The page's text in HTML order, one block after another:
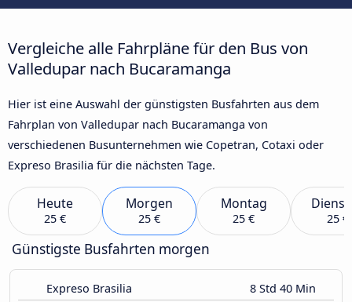
Vergleiche alle Fahrpläne für den Bus von
Valledupar nach Bucaramanga
Hier ist eine Auswahl der günstigsten Busfahrten aus dem
Fahrplan von Valledupar nach Bucaramanga von
verschiedenen Busunternehmen wie Copetran, Cotaxi oder
Expreso Brasilia für die nächsten Tage.
Heute
25 €
Morgen
25 €
Montag
25 € 25 €
Günstigste Busfahrten morgen
Expreso Brasilia 8 Std 40 Min